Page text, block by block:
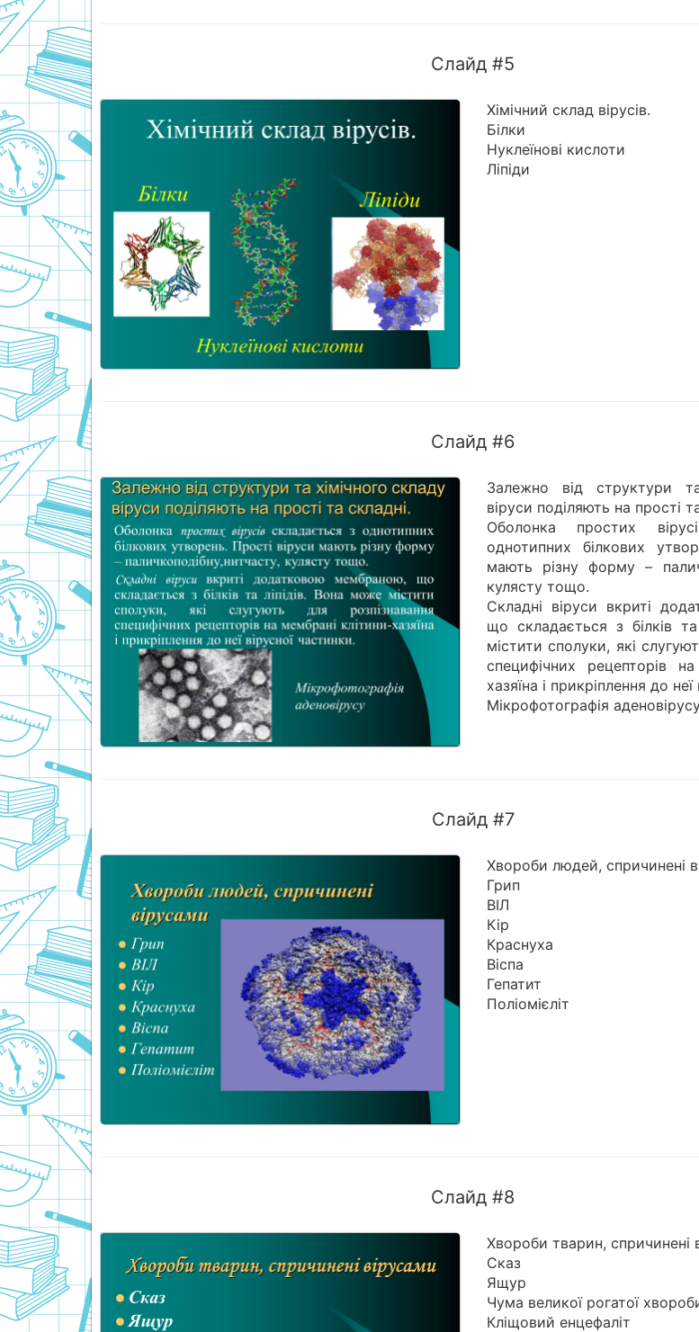
Слайд #5
Хімічний склад вірусів.
Білки
Нуклеїнові кислоти
Ліпіди
Слайд #6
Залежно від структури
віруси поділяють на прості
Оболонка простих
однотипних білкових
мають різну форму –
кулясту тощо.
Складні віруси вкриті
що складається з білків
містити сполуки, які
специфічних рецепторів
хазяїна і прикріплення до
Мікрофотографія
Слайд #7
Хвороби людей, спричинені
Грип
ВІЛ
Кір
Краснуха
Віспа
Гепатит
Поліомієліт
Слайд #8
Хвороби тварин, спричинені
Сказ
Ящур
Чума великої рогатої
Кліщовий енцефаліт